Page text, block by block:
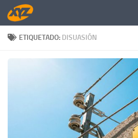
Saltar al contenido
ETIQUETADO: DISUASIÓN